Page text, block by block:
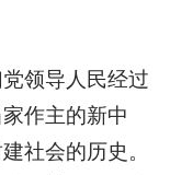
领导人民经过
作主的新中
社会的历史。